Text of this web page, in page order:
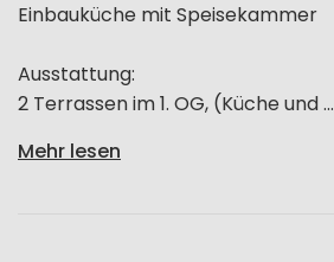
Einbauküche mit Speisekammer
Ausstattung:
2 Terrassen im 1. OG, (Küche und ...
Mehr lesen